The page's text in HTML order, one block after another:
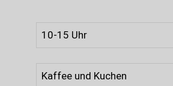
10-15 Uhr
Kaffee und Kuchen